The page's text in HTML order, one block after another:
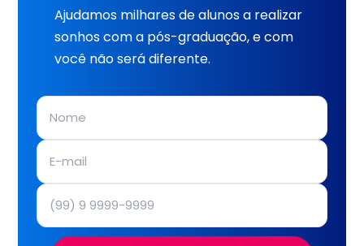
Ajudamos milhares de alunos a realizar
sonhos com a pós-graduação, e com
você não será diferente.